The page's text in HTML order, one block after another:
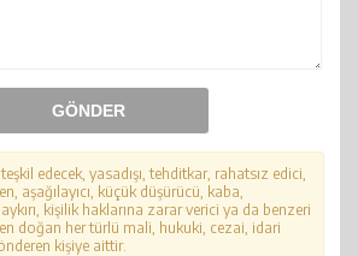
GÖNDER
edecek, yasadışı, tehditkar, rahatsız edici,
aşağılayıcı, küçük düşürücü, kaba,
kişilik haklarına zarar verici ya da benzeri
doğan her türlü mali, hukuki, cezai, idari
kişiye aittir.